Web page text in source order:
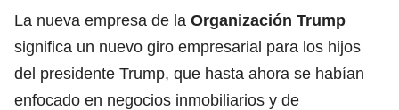
La nueva empresa de la Organización Trump
significa un nuevo giro empresarial para los hijos
del presidente Trump, que hasta ahora se habían
enfocado en negocios inmobiliarios y de